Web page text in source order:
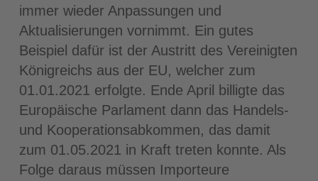
immer wieder Anpassungen und
Aktualisierungen vornimmt. Ein gutes
Beispiel dafür ist der Austritt des Vereinigten
Königreichs aus der EU, welcher zum
01.01.2021 erfolgte. Ende April billigte das
Europäische Parlament dann das Handels-
und Kooperationsabkommen, das damit
zum 01.05.2021 in Kraft treten konnte. Als
Folge daraus müssen Importeure